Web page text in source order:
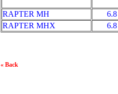
RAPTER MH
6.8
RAPTER MHX
6.8
« Back